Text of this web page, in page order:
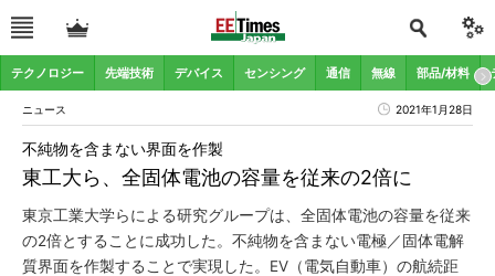
テクノロジー 先端技術 デバイス センシング 通信 無線 部品/材料
ニュース 2021年1月28日
東工大ら、全固体電池の容量を従来の2倍に
不純物を含まない界面を作製
東京工業大学らによる研究グループは、全固体電池の容量を従来
の2倍とすることに成功した。不純物を含まない電極／固体電解
質界面を作製することで実現した。EV（電気自動車）の航続距